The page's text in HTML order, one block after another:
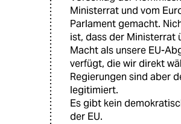
Ministerrat und vom
Parlament gemacht.
ist, dass der Ministerrat
Macht als unsere EU-
verfügt, die wir direkt
Regierungen sind aber
legitimiert.
Es gibt kein
der EU.